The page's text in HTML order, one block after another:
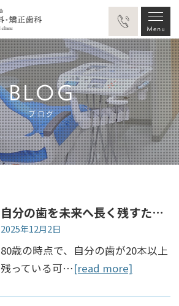
BLOG
ブログ
自分の歯を未来へ長く残すため、歯科矯正を考えてみませんか
2025年12月2日
80歳の時点で、自分の歯が20本以上
残っている可…[read more]